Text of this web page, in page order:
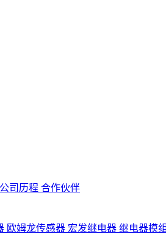
公司历程 合作伙伴
欧姆龙传感器 宏发继电器 继电器模组